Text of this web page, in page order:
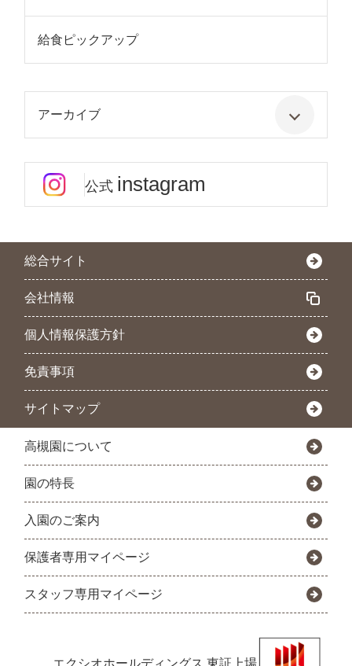
給食ピックアップ
アーカイブ
公式 instagram
総合サイト
会社情報
個人情報保護方針
免責事項
サイトマップ
高槻園について
園の特長
入園のご案内
保護者専用マイページ
スタッフ専用マイページ
エクシオホールディングス 東証上場